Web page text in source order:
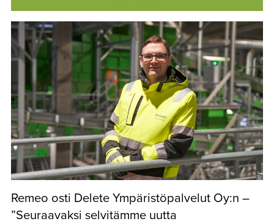
Remeo osti Delete Ympäristöpalvelut Oy:n –
”Seuraavaksi selvitämme uutta